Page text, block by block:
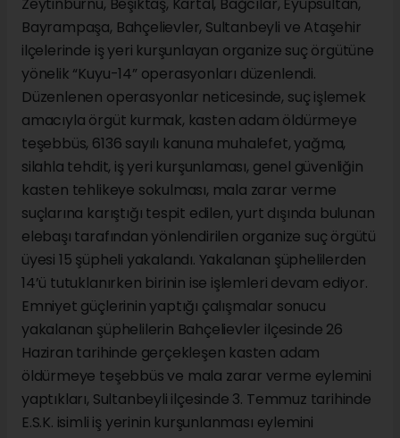
Bayrampaşa, Bahçelievler, Sultanbeyli ve Ataşehir
ilçelerinde iş yeri kurşunlayan organize suç örgütüne
yönelik “Kuyu-14” operasyonları düzenlendi.
Düzenlenen operasyonlar neticesinde, suç işlemek
amacıyla örgüt kurmak, kasten adam öldürmeye
teşebbüs, 6136 sayılı kanuna muhalefet, yağma,
silahla tehdit, iş yeri kurşunlaması, genel güvenliğin
kasten tehlikeye sokulması, mala zarar verme
suçlarına karıştığı tespit edilen, yurt dışında bulunan
elebaşı tarafından yönlendirilen organize suç örgütü
üyesi 15 şüpheli yakalandı. Yakalanan şüphelilerden
14’ü tutuklanırken birinin ise işlemleri devam ediyor.
Emniyet güçlerinin yaptığı çalışmalar sonucu
yakalanan şüphelilerin Bahçelievler ilçesinde 26
Haziran tarihinde gerçekleşen kasten adam
öldürmeye teşebbüs ve mala zarar verme eylemini
yaptıkları, Sultanbeyli ilçesinde 3. Temmuz tarihinde
E.S.K. isimli iş yerinin kurşunlanması eylemini